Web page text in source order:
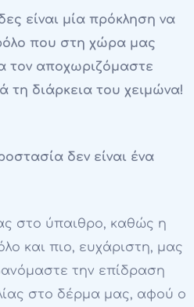
είναι μία πρόκληση να
που στη χώρα μας
τον αποχωριζόμαστε
τη διάρκεια του χειμώνα!
δεν είναι ένα
στο ύπαιθρο, καθώς η
και πιο, ευχάριστη, μας
την επίδραση
στο δέρμα μας, αφού ο